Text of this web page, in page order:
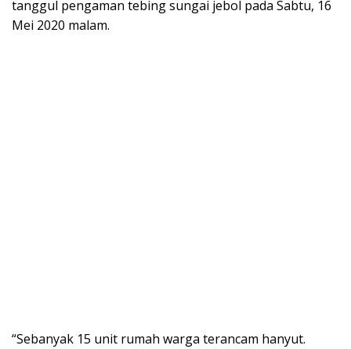
tanggul pengaman tebing sungai jebol pada Sabtu, 16
Mei 2020 malam.
“Sebanyak 15 unit rumah warga terancam hanyut.